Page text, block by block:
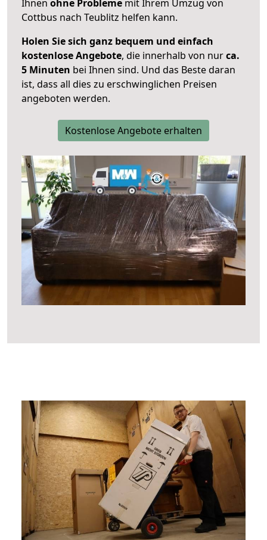
Ihnen ohne Probleme mit Ihrem Umzug von
Cottbus nach Teublitz helfen kann.
Holen Sie sich ganz bequem und einfach
kostenlose Angebote, die innerhalb von nurca.
5 Minuten bei Ihnen sind. Und das Beste daran
ist, dass all dies zu erschwinglichen Preisen
angeboten werden.
Kostenlose Angebote erhalten